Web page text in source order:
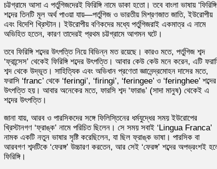
চট্টগ্রামে আসা এ পর্তুগিজদেরই ফিরিঙ্গি নামে ডাকা হতো। তবে বাংলা ভাষায়
শব্দের তিনটি মূল অর্থ পাওয়া যায়—পর্তুগিজ ও ভারতীয় মিশ্রণজাত জাতি, ইউরোপীয়
এবং বিদেশি খ্রিস্টান। ইউরোপীয় বণিকদের মধ্যে পর্তুগিজরাই একমাত্র এ নামে
অভিহিত হতেন, কারণ তাদেরই প্রথম চট্টগ্রামে আগমন ঘটে।
তবে ফিরিঙ্গি শব্দের উৎপত্তি নিয়ে বিভিন্ন মত রয়েছে। কারও মতে, পর্তুগিজ শব্দ
‘ফ্রান্সেস’ থেকেই ফিরিঙ্গি শব্দের উৎপত্তি। আবার কেউ কেউ মনে করেন, এটি
শব্দ থেকে উদ্ভূত। সাহিত্যিক এবং অভিধান প্রণেতা জ্ঞানেন্দ্রমোহন দাসের মতে,
ফরাসি ‘franc’ থেকে ‘feringi’, ‘firingi’, ‘feringee’ ও ‘feringhee’ শব্দের
উৎপত্তি হয়। আবার অনেকের মতে, ফারসি শব্দ ‘ফারাঙ’ (সাদা মানুষ) থেকেই এ
শব্দের উৎপত্তি।
জানা যায়, আরব ও পারসিকদের সঙ্গে ফিলিস্তিনের ধর্মযুদ্ধের সময় ইউরোপের
খ্রিস্টানগণ ‘ফ্রাঙ্ক’ নামে পরিচিত ছিলেন। সে সময় সবাই ‘Lingua Franca’
নামক একটি নতুন ভাষার সৃষ্টি করেছিলেন, যা ছিল ফ্রাঙ্ক ভাষা। পারসিক বা
আরবগণ শব্দটিকে ‘ফেরঙ্গ’ উচ্চারণ করতেন, আর সেই ‘ফেরঙ্গ’ শব্দের অপভ্রংশই
ফিরিঙ্গি।